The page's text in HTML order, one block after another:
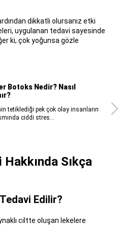
dikkatli olursanız etki
uygulanan tedavi sayesinde
ki, çok yoğunsa gözle
Yöntemleri
yöntemleri, yaşlanma
ortadan kaldırmak veya hafifletmek
Sıkça
Edilir?
ciltte oluşan lekelere